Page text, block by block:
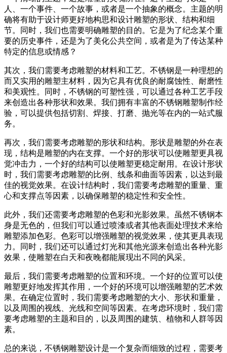
人、一个事件、一个故事，或者是一个抽象的概念。主题的明
确将有助于设计师更好地构思和设计雕塑的形状、结构和细
节。同时，我们也需要明确雕塑的目的。它是为了纪念某个重
要的历史事件，还是为了美化公共空间，或者是为了传达某种
特定的信息或情感？
其次，我们需要考虑雕塑的材料和工艺。不锈钢是一种理想的
而又实用的雕塑主材料，因为它具有优良的耐腐蚀性、耐磨性
和美观性。同时，不锈钢的可塑性强，可以通过各种工艺手段
来创造出各种形状和效果。我们拥有丰富的不锈钢雕塑制作经
验，可以提供包括切割、焊接、打磨、抛光等在内的一站式服
务。
再次，我们需要考虑雕塑的形状和结构。形状是雕塑的外在表
现，结构是雕塑的内在支撑。一个好的形状可以使雕塑更具视
觉冲击力，一个好的结构可以使雕塑更稳定耐用。在设计形状
时，我们需要考虑雕塑的比例、线条和曲面等因素，以达到最
佳的视觉效果。在设计结构时，我们需要考虑雕塑的重量、重
心和支撑点等因素，以确保雕塑的稳定性和安全性。
此外，我们还需要考虑雕塑的色彩和光影效果。虽然不锈钢本
身是无色的，但我们可以通过喷漆或者其他表面处理技术来给
雕塑添加色彩。色彩可以增强雕塑的视觉效果，使其更具表现
力。同时，我们还可以通过灯光和其他光源来创造出各种光影
效果，使雕塑在白天和夜晚都能展现出不同的风采。
最后，我们需要考虑雕塑的位置和环境。一个好的位置可以使
雕塑更好地发挥其作用，一个好的环境可以增强雕塑的艺术效
果。在确定位置时，我们需要考虑雕塑的大小、形状和重量，
以及周围的视线、光线和空间等因素。在考虑环境时，我们需
要考虑雕塑的主题和目的，以及周围的建筑、植物和人群等因
素。
总的来说，不锈钢雕塑设计是一个复杂而细致的过程，需要考